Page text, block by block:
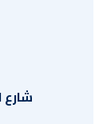
شارع